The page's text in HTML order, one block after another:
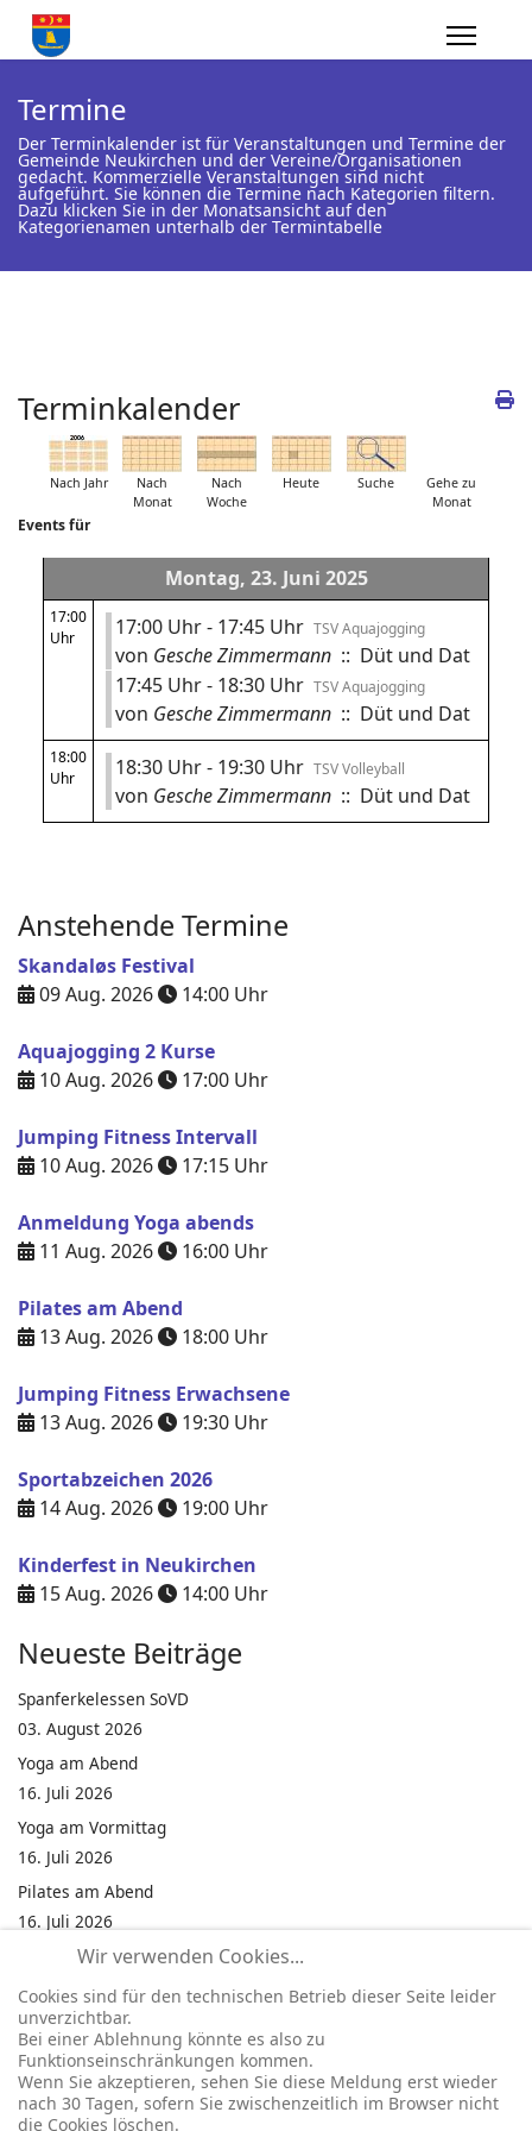
Termine
Der Terminkalender ist für Veranstaltungen und Termine der
Gemeinde Neukirchen und der Vereine/Organisationen
gedacht. Kommerzielle Veranstaltungen sind nicht
aufgeführt. Sie können die Termine nach Kategorien filtern.
Dazu klicken Sie in der Monatsansicht auf den
Kategorienamen unterhalb der Termintabelle
Terminkalender
Nach Jahr
Nach
Monat
Nach
Woche
Heute Suche
Gehe zu
Monat
Events für
Montag, 23. Juni 2025
17:00
Uhr
17:00 Uhr - 17:45 Uhr TSV Aquajogging
von Gesche Zimmermann :: Düt und Dat
17:45 Uhr - 18:30 Uhr TSV Aquajogging
von Gesche Zimmermann :: Düt und Dat
18:00
Uhr
18:30 Uhr - 19:30 Uhr TSV Volleyball
von Gesche Zimmermann :: Düt und Dat
Anstehende Termine
Skandaløs Festival
09 Aug. 2026
14:00 Uhr
Aquajogging 2 Kurse
10 Aug. 2026
17:00 Uhr
Jumping Fitness Intervall
10 Aug. 2026
17:15 Uhr
Anmeldung Yoga abends
11 Aug. 2026
16:00 Uhr
Pilates am Abend
13 Aug. 2026
18:00 Uhr
Jumping Fitness Erwachsene
13 Aug. 2026
19:30 Uhr
Sportabzeichen 2026
14 Aug. 2026
19:00 Uhr
Kinderfest in Neukirchen
15 Aug. 2026
14:00 Uhr
Neueste Beiträge
Spanferkelessen SoVD
03. August 2026
Yoga am Abend
16. Juli 2026
Yoga am Vormittag
16. Juli 2026
Pilates am Abend
16. Juli 2026
Jumping Fitness Intervall
16. Juli 2026
Jumping Fitness Erwachsene
16. Juli 2026
Kinderfest in Neukirchen
16. Juli 2026
Wir verwenden Cookies...
Cookies sind für den technischen Betrieb dieser Seite leider
unverzichtbar.
Bei einer Ablehnung könnte es also zu
Funktionseinschränkungen kommen.
Wenn Sie akzeptieren, sehen Sie diese Meldung erst wieder
nach 30 Tagen, sofern Sie zwischenzeitlich im Browser nicht
die Cookies löschen.